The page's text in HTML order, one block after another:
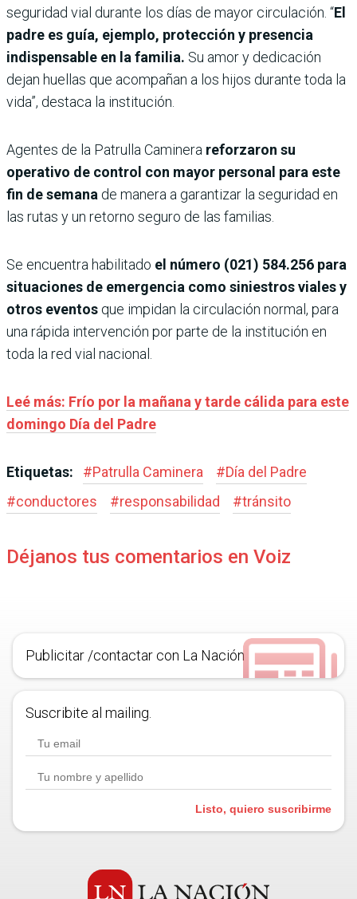
seguridad vial durante los días de mayor circulación. “El
padre es guía, ejemplo, protección y presencia
indispensable en la familia. Su amor y dedicación
dejan huellas que acompañan a los hijos durante toda la
vida”, destaca la institución.
Agentes de la Patrulla Caminera reforzaron su
operativo de control con mayor personal para este
fin de semana de manera a garantizar la seguridad en
las rutas y un retorno seguro de las familias.
Se encuentra habilitado el número (021) 584.256 para
situaciones de emergencia como siniestros viales y
otros eventos que impidan la circulación normal, para
una rápida intervención por parte de la institución en
toda la red vial nacional.
Leé más: Frío por la mañana y tarde cálida para este
domingo Día del Padre
Etiquetas: #Patrulla Caminera #Día del Padre
#conductores #responsabilidad #tránsito
Déjanos tus comentarios en Voiz
Publicitar /contactar con La Nación
Suscribite al mailing.
Listo, quiero suscribirme